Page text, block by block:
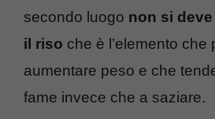
secondo luogo non si
il riso che è l’elemento che
aumentare peso e che
fame invece che a saziare.